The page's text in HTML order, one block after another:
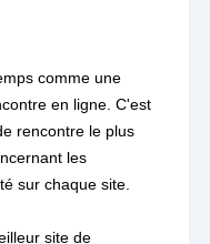
comme une
en ligne. C'est
rencontre le plus
les
sur chaque site.
site de